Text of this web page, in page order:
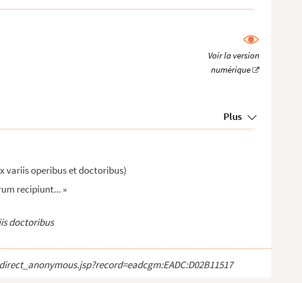
Plus
variis operibus et doctoribus)
recipiunt... »
doctoribus